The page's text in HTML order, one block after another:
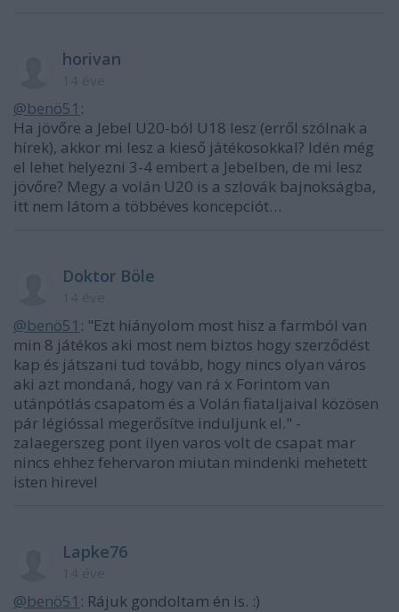
horivan
@benö51 :
Ha jövőre a Jebel U20-ból U18 lesz (erről szólnak a
hírek), akkor mi lesz a kieső játékosokkal? Idén még
el lehet helyezni 3-4 embert a Jebelben, de mi lesz
jövőre? Megy a volán U20 is a szlovák bajnokságba,
itt nem látom a többéves koncepciót…
Doktor Böle
@benö51 : "Ezt hiányolom most hisz a farmból van
min 8 játékos aki most nem biztos hogy szerződést
kap és játszani tud tovább, hogy nincs olyan város
aki azt mondaná, hogy van rá x Forintom van
utánpótlás csapatom és a Volán fiataljaival közösen
pár légióssal megerősítve induljunk el." -
zalaegerszeg pont ilyen varos volt de csapat mar
nincs ehhez fehervaron miutan mindenki mehetett
isten hirevel
Lapke76
@benö51 : Rájuk gondoltam én is. :)